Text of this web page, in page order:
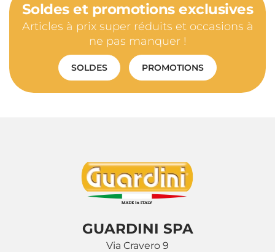
Soldes et promotions exclusives
Articles à prix super réduits et occasions à
ne pas manquer !
SOLDES PROMOTIONS
GUARDINI SPA
Via Cravero 9